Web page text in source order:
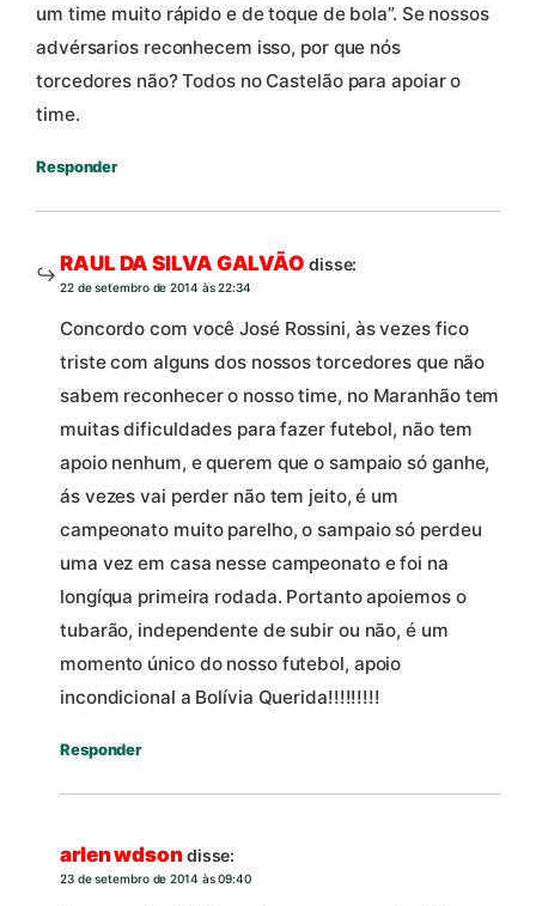
um time muito rápido e de toque de bola”. Se nossos
advérsarios reconhecem isso, por que nós
torcedores não? Todos no Castelão para apoiar o
time.
Responder
RAUL DA SILVA GALVÃO disse:
22 de setembro de 2014 às 22:34
Concordo com você José Rossini, às vezes fico
triste com alguns dos nossos torcedores que não
sabem reconhecer o nosso time, no Maranhão tem
muitas dificuldades para fazer futebol, não tem
apoio nenhum, e querem que o sampaio só ganhe,
ás vezes vai perder não tem jeito, é um
campeonato muito parelho, o sampaio só perdeu
uma vez em casa nesse campeonato e foi na
longíqua primeira rodada. Portanto apoiemos o
tubarão, independente de subir ou não, é um
momento único do nosso futebol, apoio
incondicional a Bolívia Querida!!!!!!!!!
Responder
arlen wdsondisse:
23 de setembro de 2014 às 09:40